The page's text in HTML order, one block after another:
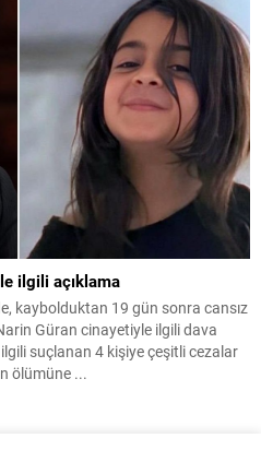
ilgili açıklama
kaybolduktan 19 gün sonra cansız
Güran cinayetiyle ilgili dava
suçlanan 4 kişiye çeşitli cezalar
ölümüne ...